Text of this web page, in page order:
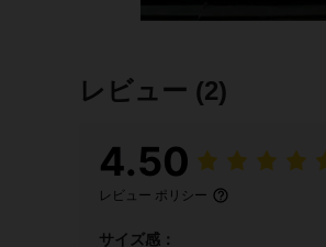
レビュー (2)
4.50
レビュー ポリシー
サイズ感：